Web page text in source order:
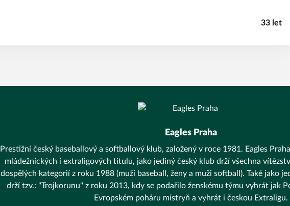
33 let
Eagles Praha
Prestižní český baseballový a softballový klub, založený v roce 1981. Eagles
mládežnických i extraligových titulů, jako jediný český klub drží všechna
dospělých kategorií z roku 1988 (muži baseball, ženy a muži softball). Také jako
drží tzv.: "Trojkorunu" z roku 2013, kdy se podařilo ženskému týmu vyhrát jak
Evropském poháru mistryň a vyhrát i českou Extraligu.